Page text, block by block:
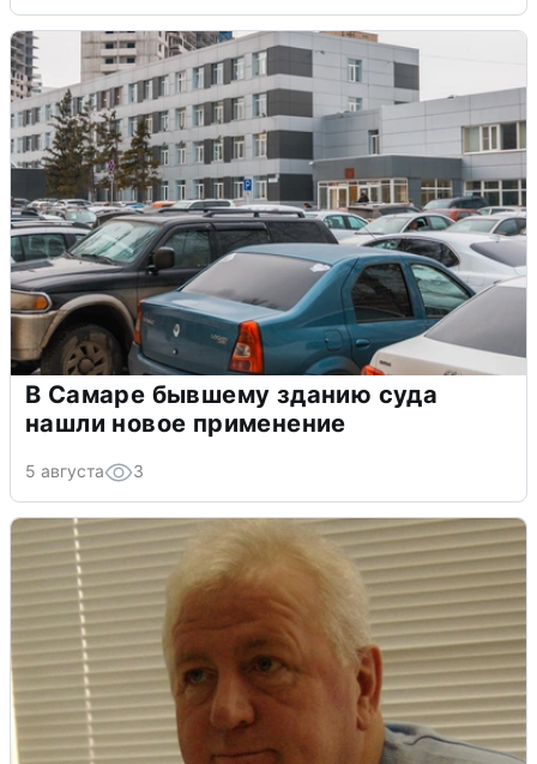
В Самаре бывшему зданию суда
нашли новое применение
5 августа 3